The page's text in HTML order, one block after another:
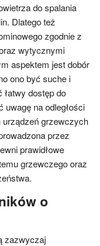
do spalania
Dlatego też
zgodnie z
wytycznymi
aspektem jest dobór
ono być suche i
dostęp do
uwagę na odległości
urządzeń grzewczych
przez
prawidłowe
grzewczego oraz
o
zazwyczaj